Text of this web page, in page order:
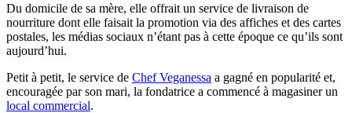
Du domicile de sa mère, elle offrait un service de livraison de
nourriture dont elle faisait la promotion via des affiches et des cartes
postales, les médias sociaux n’étant pas à cette époque ce qu’ils sont
aujourd’hui.
Petit à petit, le service de Chef Veganessa a gagné en popularité et,
encouragée par son mari, la fondatrice a commencé à magasiner un
local commercial.